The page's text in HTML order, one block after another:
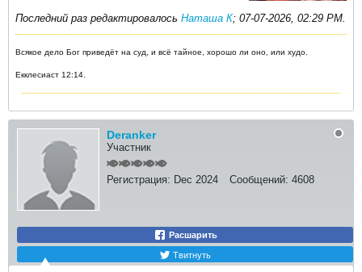
Последний раз редактировалось Наташа К; 07-07-2026, 02:29 PM.
Всякое дело Бог приведёт на суд, и всё тайное, хорошо ли оно, или худо.
Екклесиаст 12:14.
Deranker
Участник
Регистрация: Dec 2024 Сообщений: 4608
Расшарить
Твитнуть